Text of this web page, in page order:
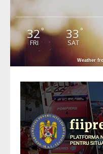
32°
FRI
33°
SAT
Weather